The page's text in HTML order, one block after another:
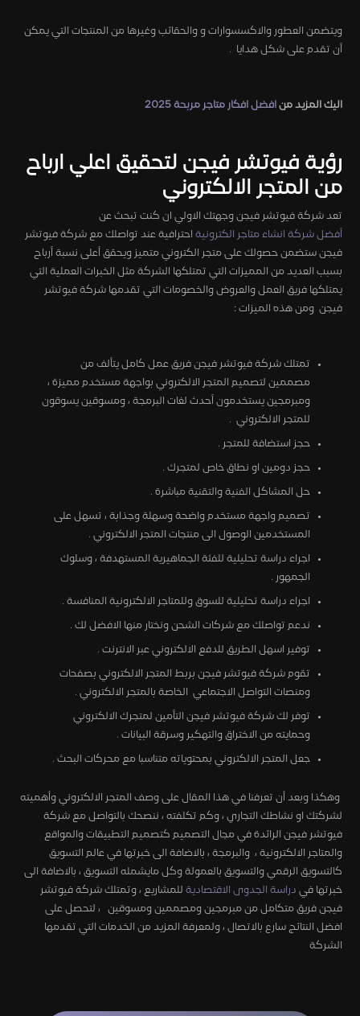
ويتضمن العطور والاكسسوارات و والحقائب وغيرها من المنتجات التي يمكن
أن تقدم على شكل هدايا .
اليك المزيد من افضل افكار متاجر مربحة 2025
رؤية فيوتشر فيجن لتحقيق اعلي ارباح
من المتجر الالكتروني
تعد شركة فيوتشر فيجن وجهتك الاولي ان كنت تبحث عن
أفضل شركة انشاء متاجر الكترونية احترافية عند تواصلك مع شركة فيوتشر
فيجن ستضمن حصولك على متجر الكتروني متميز ويحقق أعلى نسبة أرباح
بسبب العديد من المميزات التي تمتلكها الشركة مثل الخبرات العملية التي
يمتلكها فريق العمل والعروض والخصومات التي تقدمها شركة فيوتشر
فيجن ومن هذه الميزات :
تمتلك شركة فيوتشر فيجن فريق عمل كامل يتألف من
مصممين لتصميم المتجر الالكتروني بواجهة مستخدم مميزة ،
ومبرمجين يستخدمون أحدث لغات البرمجة ، ومسوقين يسوقون
للمتجر الالكتروني .
حجز استضافة للمتجر .
حجز دومين او نطاق خاص لمتجرك .
حل المشاكل الفنية والتقنية مباشرة .
تصميم واجهة مستخدم واضحة وسهلة وجذابة ، تسهل على
المستخدمين الوصول الى منتجات المتجر الالكتروني .
اجراء دراسة تحليلية للفئة الجماهيرية المستهدفة ، وسلوك
الجمهور .
اجراء دراسة تحليلية للسوق وللمتاجر الالكترونية المنافسة .
ندعم تواصلك مع شركات الشحن ونختار منها الافضل لك .
توفير اسهل الطريق للدفع الالكتروني عبر الانترنت .
تقوم شركة فيوتشر فيجن بربط المتجر الالكتروني بصفحات
ومنصات التواصل الاجتماعي الخاصة بالمتجر الالكتروني .
توفر لك شركة فيوتشر فيجن التأمين لمتجرك الالكتروني
وحمايته من الاختراق والتهكير وسرقة البيانات .
جعل المتجر الالكتروني بمحتوياته متناسبا مع محركات البحث .
وهكذا وبعد أن تعرفنا في هذا المقال على وصف المتجر الالكتروني وأهميته
لشركتك او نشاطك التجاري ، وكم تكلفته ، ننصحك بالتواصل مع شركة
فيوتشر فيجن الرائدة في مجال التصميم كتصميم التطبيقات والمواقع
والمتاجر الالكترونية ، والبرمجة ، بالاضافة الى خبرتها في عالم التسويق
كالتسويق الرقمي والتسويق بالعمولة وكل مايشمله التسويق ، بالاضافة الى
خبرتها في دراسة الجدوى الاقتصادية للمشاريع ، وتمتلك شركة فيوتشر
فيجن فريق متكامل من مبرمجين ومصممين ومسوقين ، لتحصل على
افضل النتائج سارع بالاتصال ، ولمعرفة المزيد من الخدمات التي تقدمها
الشركة